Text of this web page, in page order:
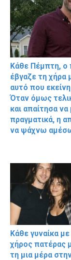
Κάθε Πέμπτη, ο
έβγαζε τη χήρα
αυτό που
Όταν όμως
και απαίτησα
πραγματικά, η
να ψάχνω
Κάθε γυναίκα
χήρος πατέρας
τη μια μέρα